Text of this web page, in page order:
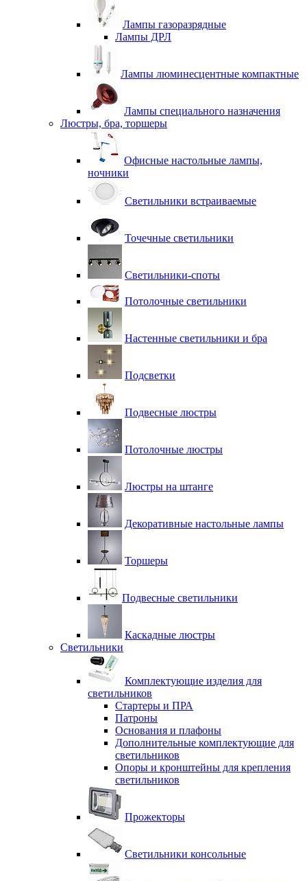
Лампы газоразрядные
Лампы ДРЛ
Лампы люминесцентные компактные
Лампы специального назначения
Люстры, бра, торшеры
Офисные настольные лампы,
ночники
Светильники встраиваемые
Точечные светильники
Светильники-споты
Потолочные светильники
Настенные светильники и бра
Подсветки
Подвесные люстры
Потолочные люстры
Люстры на штанге
Декоративные настольные лампы
Торшеры
Подвесные светильники
Каскадные люстры
Светильники
Комплектующие изделия для
светильников
Стартеры и ПРА
Патроны
Основания и плафоны
Дополнительные комплектующие для
светильников
Опоры и кронштейны для крепления
светильников
Прожекторы
Светильники консольные